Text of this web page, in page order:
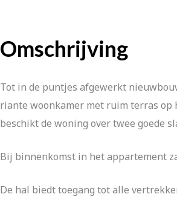
Omschrijving
Tot in de puntjes afgewerkt
riante woonkamer met ruim terras
beschikt de woning over twee goede
Bij binnenkomst in het appartement
De hal biedt toegang tot alle